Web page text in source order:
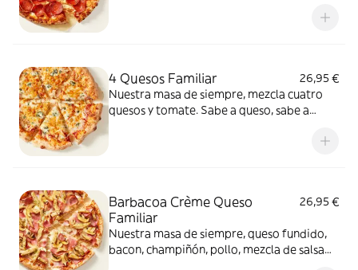
4 Quesos Familiar
26,95 €
Nuestra masa de siempre, mezcla cuatro
quesos y tomate. Sabe a queso, sabe a
Barbacoa Crème Queso
Familiar
26,95 €
Nuestra masa de siempre, queso fundido,
bacon, champiñón, pollo, mezcla de salsa